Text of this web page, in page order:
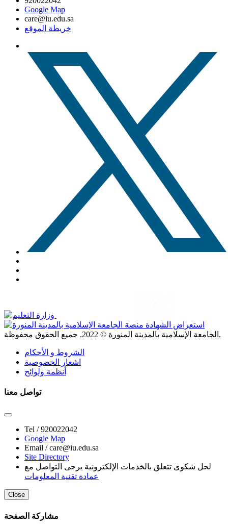
Google Map
care@iu.edu.sa
خريطة الموقع
الجامعة الإسلامية بالمدينة المنورة © 2022 . جميع الحقوق محفوظة.
الشروط و الأحكام
اشعار الخصوصية
أنظمة ولوائح
تواصل معنا
Tel /920022042
Google Map
Email /care@iu.edu.sa
Site Directory
لحل شكوى تتعلق بالخدمات الإلكترونية يرجى التواصل مع
عمادة تقنية المعلومات
Close
مشاركة الصفحة